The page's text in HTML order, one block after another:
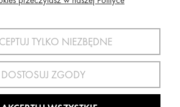
NIP: 611-24-66-379 || E-
tel:(75) 777 76 36
Zastrzeżone © 2022 Sport2002.pl
InteraktywnaDesignOrka|Sklep Shoper.pl
TYLKO NIEZBĘDNE
DOSTOSUJ ZGODY